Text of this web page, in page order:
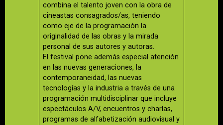
combina el talento joven con la obra de
cineastas consagrados/as, teniendo
como eje de la programación la
originalidad de las obras y la mirada
personal de sus autores y autoras.
El festival pone además especial atención
en las nuevas generaciones, la
contemporaneidad, las nuevas
tecnologías y la industria a través de una
programación multidisciplinar que incluye
espectáculos A/V, encuentros y charlas,
programas de alfabetización audiovisual y